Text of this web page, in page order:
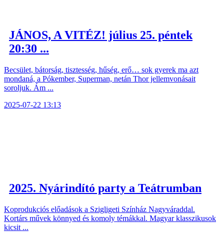
JÁNOS, A VITÉZ! július 25. péntek
20:30 ...
Becsület, bátorság, tisztesség, hűség, erő… sok gyerek ma azt
mondaná, a Pókember, Superman, netán Thor jellemvonásait
soroljuk. Ám ...
2025-07-22 13:13
2025. Nyárindító party a Teátrumban
Koprodukciós előadások a Szigligeti Színház Nagyváraddal.
Kortárs művek könnyed és komoly témákkal. Magyar klasszikusok
kicsit ...